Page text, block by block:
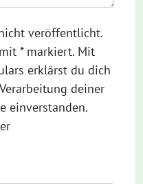
veröffentlicht.
* markiert. Mit
erklärst du dich
deiner
einverstanden.